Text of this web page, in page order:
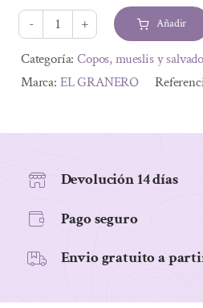
era:
2,79 €.
es:
2,46 €.
COPOS
DE
CEBADA
cantidad
Añadir
Alternative:
Categoría:Copos, mueslis y
Marca: EL GRANERO
Devolución 14 días
Pago seguro
Envio gratuito a